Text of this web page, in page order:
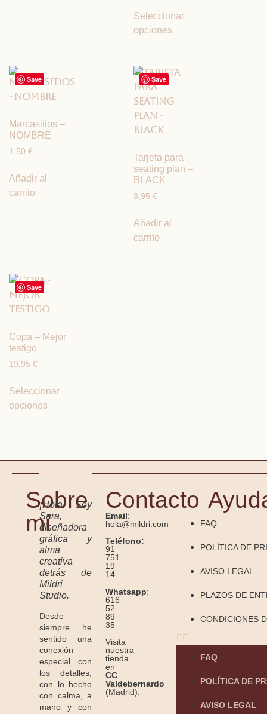
Seleccionar
opciones
Save
Marcasitios –
NOMBRE
1,50 €
Añadir al
carrito
Save
Tarjeta para
seating plan –
BLACK
3,95 €
Añadir al
carrito
Save
Copa – Mejor
testigo
19,95 €
Seleccionar
opciones
Sobre
mí
¡Hola! Soy
Sara,
diseñadora
gráfica y
alma
creativa
detrás de
Mildri
Studio.
Desde
siempre he
sentido una
conexión
especial con
los detalles,
con lo hecho
con calma, a
mano y con
Contacto
Email:
hola@mildri.com
Teléfono:
91
751
19
14
Whatsapp:
616
52
89
35
Visita
nuestra
tienda
en
CC
Valdebernardo
(Madrid).
FAQ
POLÍTICA DE
AVISO LEGAL
PLAZOS DE
CONDICIONES
FAQ
POLÍTICA DE
AVISO LEGAL